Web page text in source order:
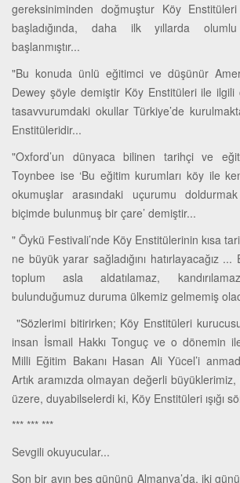
gereksiniminden doğmuştur Köy
başladığında, daha ilk yıllarda
başlanmıştır...
"Bu konuda ünlü eğitimci ve düşünür
Dewey şöyle demiştir Köy Enstitüleri ile ilgili
tasavvurumdaki okullar Türkiye’de
Enstitüleridir...
"Oxford’un dünyaca bilinen tarihçi ve
Toynbee ise ‘Bu eğitim kurumları köy ile
okumuşlar arasındaki uçurumu
biçimde bulunmuş bir çare’ demiştir...
" Öykü Festivali’nde Köy Enstitülerinin kısa
ne büyük yarar sağladığını hatırlayacağız
toplum asla aldatılamaz,
bulunduğumuz duruma ülkemiz gelmemiş
"Sözlerimi bitirirken; Köy Enstitüleri
insan İsmail Hakkı Tonguç ve o dönemin
Milli Eğitim Bakanı Hasan Ali Yücel’i
Artık aramızda olmayan değerli
üzere, duyabilselerdi ki, Köy Enstitüleri ışığı
*** *** ***
Sevgili okuyucular...
Son bir ayın beş gününü Almanya’da, iki